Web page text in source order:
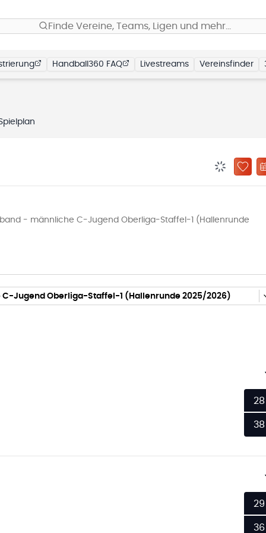
Finde Vereine, Teams, Ligen und mehr…
Handball360 FAQ Livestreams Vereinsfinder
ZU
- männliche C-Jugend Oberliga-Staffel-1 (Hallenrunde
C-Jugend Oberliga-Staffel-1 (Hallenrunde 2025/2026)
28
38
29
36